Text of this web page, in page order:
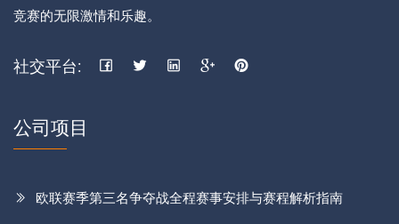
竞赛的无限激情和乐趣。
社交平台:
公司项目
欧联赛季第三名争夺战全程赛事安排与赛程解析指南